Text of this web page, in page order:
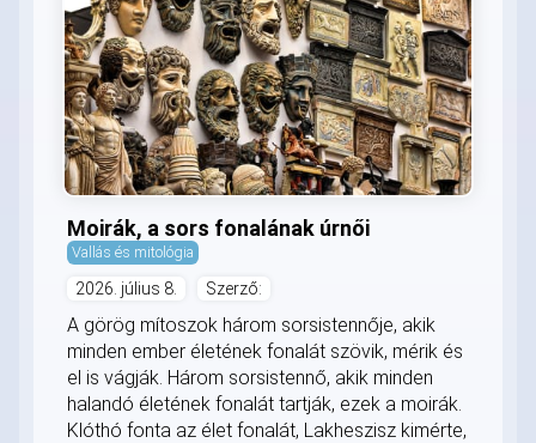
Moirák, a sors fonalának úrnői
Vallás és mitológia
2026. július 8. Szerző:
A görög mítoszok három sorsistennője, akik
minden ember életének fonalát szövik, mérik és
el is vágják. Három sorsistennő, akik minden
halandó életének fonalát tartják, ezek a moirák.
Klóthó fonta az élet fonalát, Lakheszisz kimérte,